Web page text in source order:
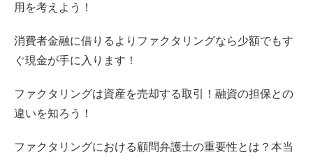
用を考えよう！
消費者金融に借りるよりファクタリングなら少額でもす
ぐ現金が手に入ります！
ファクタリングは資産を売却する取引！融資の担保との
違いを知ろう！
ファクタリングにおける顧問弁護士の重要性とは？本当